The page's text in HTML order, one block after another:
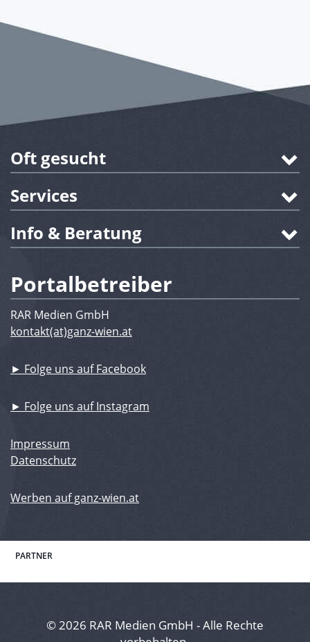
Oft gesucht
Services
Info & Beratung
Portalbetreiber
RAR Medien GmbH
kontakt(at)ganz-wien.at
► Folge uns auf Facebook
► Folge uns auf Instagram
Impressum
Datenschutz
Werben auf ganz-wien.at
PARTNER
© 2026 RAR Medien GmbH - Alle Rechte